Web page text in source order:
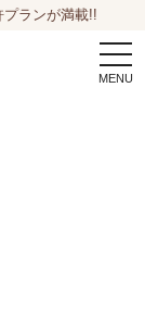
ランが満載!!